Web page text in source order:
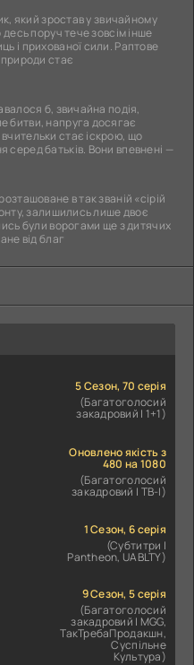
який зростав у звичайному
поруч тече зовсім інше
і прихованої сили. Раптове
природи стає
б, звичайна подія,
битви, напруга досягає
стає іскрою, що
батьків. Вони впевнені —
в так званій «сірій
залишились лише двоє
були ворогами ще з дитячих
від благ
5 Сезон, 70 серія
(Багатоголосий
закадровий | 1+1)
Оновлено якість з
480 на 1080
(Багатоголосий
закадровий | ТВ-І)
1 Сезон, 6 серія
(Субтитри |
Pantheon, UABLTY)
9 Сезон, 5 серія
(Багатоголосий
закадровий | MGG,
ТакТребаПродакшн,
Суспільне
Культура)